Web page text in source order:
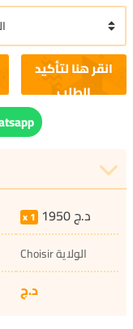
1 1950د.ج
Choisir الولاية
د.ج